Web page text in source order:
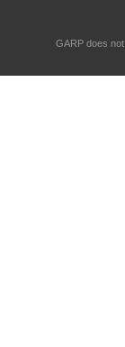
GARP does